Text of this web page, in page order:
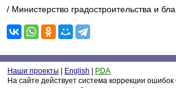
/ Министерство градостроительства и
Наши проекты English
PDA
На сайте действует система коррекции